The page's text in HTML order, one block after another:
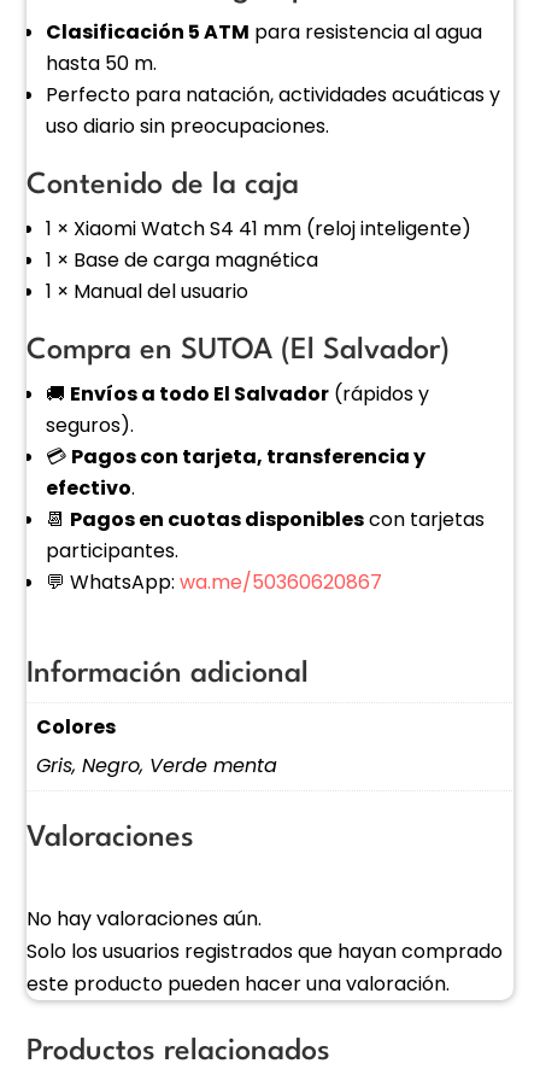
Clasificación 5 ATM para resistencia al agua
hasta 50 m.
Perfecto para natación, actividades acuáticas y
uso diario sin preocupaciones.
Contenido de la caja
1 × Xiaomi Watch S4 41 mm (reloj inteligente)
1 × Base de carga magnética
1 × Manual del usuario
Compra en SUTOA (El Salvador)
🚚 Envíos a todo El Salvador (rápidos y
seguros).
💳 Pagos con tarjeta, transferencia y
efectivo.
📆 Pagos en cuotas disponiblescon tarjetas
participantes.
💬 WhatsApp:wa.me/50360620867
Información adicional
Colores
Gris, Negro, Verde menta
Valoraciones
No hay valoraciones aún.
Solo los usuarios registrados que hayan comprado
este producto pueden hacer una valoración.
Productos relacionados